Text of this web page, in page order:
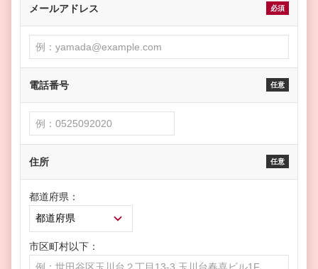
メールアドレス 必須
電話番号 任意
住所 任意
都道府県：
市区町村以下：